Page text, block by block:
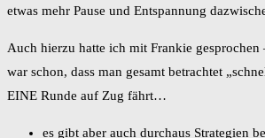
etwas mehr Pause und Entspannung
Auch hierzu hatte ich mit Frankie gesprochen
war schon, dass man gesamt betrachtet
EINE Runde auf Zug fährt…
es gibt aber auch durchaus Strategien